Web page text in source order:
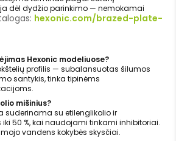
dėl dydžio parinkimo — nemokamai
hexonic.com/brazed-plate-
Hexonic modeliuose?
profilis — subalansuotas šilumos
santykis, tinka tipinėms
mišinius?
suderinama su etilenglikolio ir
50 %, kai naudojami tinkami inhibitoriai.
vandens kokybės skysčiai.